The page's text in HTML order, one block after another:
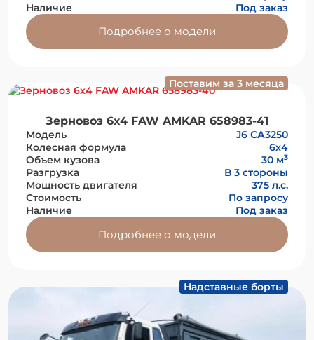
Наличие
Под заказ
Подробнее о модели
Поставим за 3 месяца
Зерновоз 6х4 FAW AMKAR 658983-41
Модель
J6 СА3250
Колесная формула
6x4
Объем кузова
30 м3
Разгрузка
В 3 стороны
Мощность двигателя
375 л.с.
Стоимость
По запросу
Наличие
Под заказ
Подробнее о модели
Надставные борты